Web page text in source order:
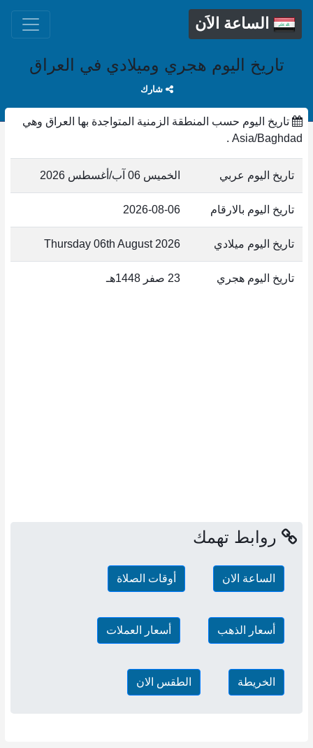
الساعة الاَن
تاريخ اليوم هجري وميلادي في العراق
شارك
تاريخ اليوم حسب المنطقة الزمنية المتواجدة بها العراق وهي
Asia/Baghdad .
تاريخ اليوم عربي الخميس 06 آب/أغسطس 2026
تاريخ اليوم بالارقام 2026-08-06
تاريخ اليوم ميلادي Thursday 06th August 2026
تاريخ اليوم هجري 23 صفر 1448هـ
روابط تهمك
الساعة الان أوقات الصلاة
أسعار الذهب أسعار العملات
الخريطة الطقس الان